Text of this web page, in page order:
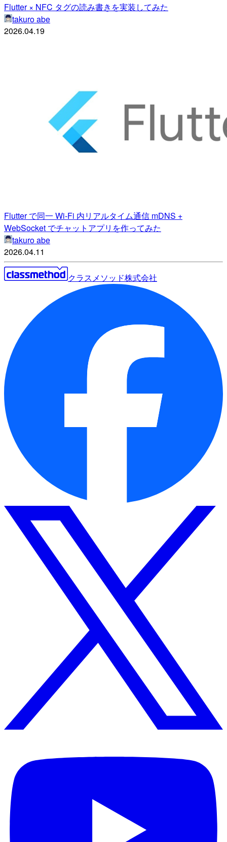
Flutter × NFC タグの読み書きを実装してみた
takuro abe
2026.04.19
Flutter で同一 Wi-Fi 内リアルタイム通信 mDNS +
WebSocket でチャットアプリを作ってみた
takuro abe
2026.04.11
クラスメソッド株式会社